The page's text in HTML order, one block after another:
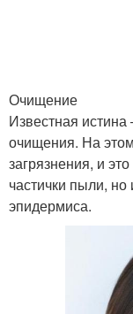
Очищение
Известная
очищения. На
загрязнения, и
частички пыли,
эпидермиса.